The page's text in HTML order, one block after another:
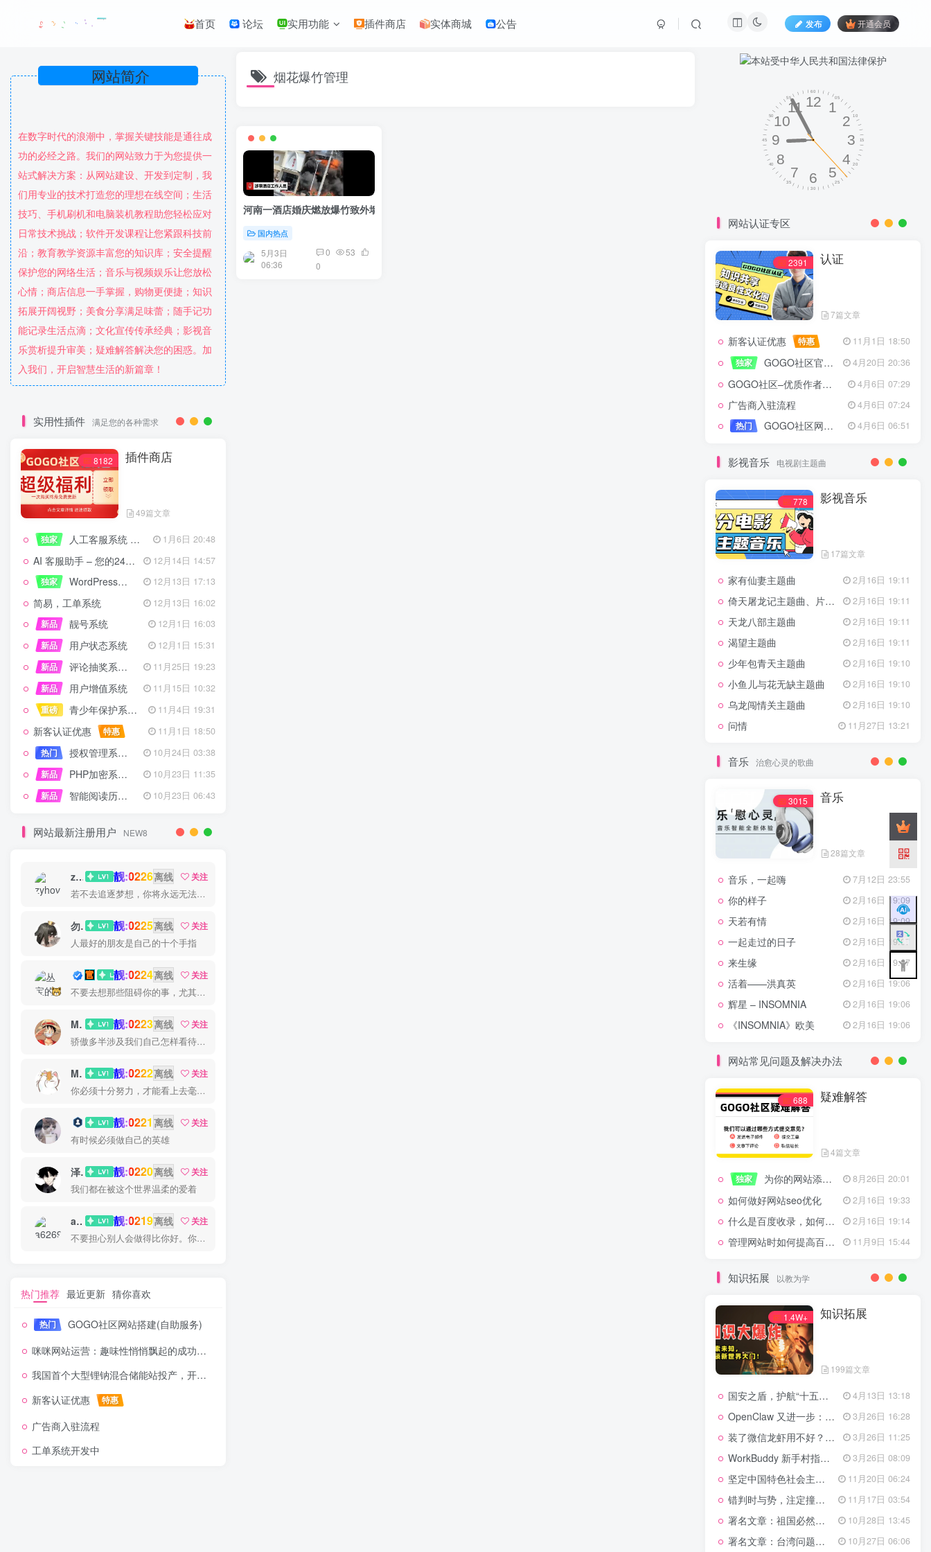
首页 论坛 实用功能 插件商店 实体商城 公告 发布 开通会员
在数字时代的浪潮中，掌握关键技能是通往成
功的必经之路。我们的网站致力于为您提供一
站式解决方案：从网站建设、开发到定制，我
们用专业的技术打造您的理想在线空间；生活
技巧、手机刷机和电脑装机教程助您轻松应对
日常技术挑战；软件开发课程让您紧跟科技前
沿；教育教学资源丰富您的知识库；安全提醒
保护您的网络生活；音乐与视频娱乐让您放松
心情；商店信息一手掌握，购物更便捷；知识
拓展开阔视野；美食分享满足味蕾；随手记功
能记录生活点滴；文化宣传传承经典；影视音
乐赏析提升审美；疑难解答解决您的困惑。加
入我们，开启智慧生活的新篇章！
实用性插件 满足您的各种需求
8182 插件商店
49篇文章
独家 人工客服系统 技术开发文档 1月6日 20:48
AI 客服助手 – 您的24/7智能客服专家
12月14日 14:57
独家
WordPress设备管理器插件 – 专业版 12月13日 17:13
简易，工单系统
12月13日 16:02
新品
靓号系统
12月1日 16:03
新品
用户状态系统
12月1日 15:31
新品
评论抽奖系统 – 完整功能详解
11月25日 19:23
新品
用户增值系统
11月15日 10:32
重磅
青少年保护系统 专为子比主题开发 11月4日 19:31
新客认证优惠 特惠
11月1日 18:50
热门
授权管理系统子比主题专版
10月24日 03:38
新品
PHP加密系统专业版
10月23日 11:35
新品
智能阅读历史系统 10月23日 06:43
网站最新注册用户 NEW8
zyhove 靓:0226离线
关注
若不去追逐梦想，你将永远无法抓住梦想
勿听 靓:0225离线
关注
人最好的朋友是自己的十个手指
丛宝 靓:0224离线
关注
不要去想那些阻碍你的事，尤其是那些自己想象出来的事
MS-康娃 靓:0223离线
关注
骄傲多半涉及我们自己怎样看待自己，而虚荣则涉及我们想别人怎样看我们
Miss 先生 靓:0222离线
关注
你必须十分努力，才能看上去毫不费劲
猫小白 靓:0221 离线
关注
有时候必须做自己的英雄
泽宇 靓:0220离线
关注
我们都在被这个世界温柔的爱着
a626911 靓:0219离线
关注
不要担心别人会做得比你好。你只需要每天都做得比前一天好就可以了
热门推荐 最近更新 猜你喜欢
热门
GOGO社区网站搭建(自助服务)
咪咪网站运营：趣味性悄悄飘起的成功风头
我国首个大型锂钠混合储能站投产，开启储能新时代
新客认证优惠
特惠
广告商入驻流程
工单系统开发中
烟花爆竹管理
河南一酒店婚庆燃放爆竹致外墙着火，幸无人员伤亡
国内热点
5月3日
06:36
0
53
0
网站认证专区
2391 认证
7篇文章
新客认证优惠 特惠
11月1日 18:50
独家
GOGO社区官方成员认证 4月20日 20:36
GOGO社区–优质作者认证 4月6日 07:29
广告商入驻流程
4月6日 07:24
热门
GOGO社区网站搭建(自助服务) 4月6日 06:51
影视音乐 电视剧主题曲
778 影视音乐
17篇文章
家有仙妻主题曲 2月16日 19:11
倚天屠龙记主题曲、片头曲 2月16日 19:11
天龙八部主题曲 2月16日 19:11
渴望主题曲 2月16日 19:11
少年包青天主题曲 2月16日 19:10
小鱼儿与花无缺主题曲 2月16日 19:10
乌龙闯情关主题曲 2月16日 19:10
问情 11月27日 13:21
音乐 治愈心灵的歌曲
3015 音乐
28篇文章
音乐，一起嗨 7月12日 23:55
你的样子 2月16日 19:09
天若有情 2月16日 19:09
一起走过的日子 2月16日 19:07
来生缘 2月16日 19:07
活着——洪真英 2月16日 19:06
辉星 – INSOMNIA 2月16日 19:06
《INSOMNIA》欧美 2月16日 19:06
网站常见问题及解决办法
688 疑难解答
4篇文章
独家 为你的网站添加百度登录 8月26日 20:01
如何做好网站seo优化 2月16日 19:33
什么是百度收录，如何提高收录量？ 2月16日 19:14
管理网站时如何提高百度权重？ 11月9日 15:44
知识拓展 以教为学
1.4W+ 知识拓展
199篇文章
国安之盾，护航“十五五”新征程 4月13日 13:18
OpenClaw 又进一步：微信直连+安全检测+版本切换 3月26日 16:28
装了微信龙虾用不好？3步让你轻松指挥AI干活！ 3月26日 11:25
WorkBuddy 新手村指南：10 个核心技巧帮你解锁满级虾🦞！ 3月26日 08:09
坚定中国特色社会主义法治的政治定力 11月20日 06:24
错判时与势，注定撞南墙 11月17日 03:54
署名文章：祖国必然统一势不可挡 10月28日 13:45
署名文章：台湾问题的由来和性质 10月27日 06:06